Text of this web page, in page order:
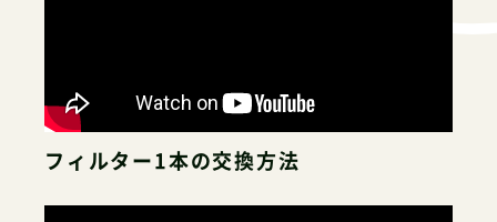
フィルター1本の交換方法